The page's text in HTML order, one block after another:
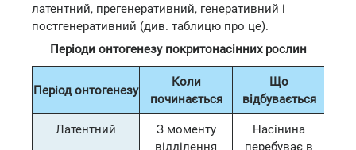
латентний, прегенеративний, генеративний і
постгенеративний (див. таблицю про це).
Періоди онтогенезу покритонасінних рослин
Період онтогенезу
Коли
починається
Що
відбувається
Латентний
З моменту
відділення
Насінина
перебуває в